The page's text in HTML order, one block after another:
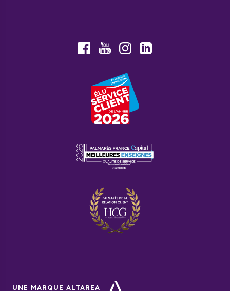
FacebookYoutubeInstagram
UNE MARQUE ALTAREA